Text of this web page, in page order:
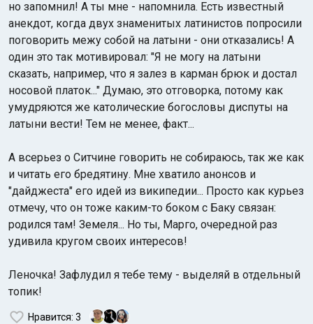
но запомнил! А ты мне - напомнила. Есть известный
анекдот, когда двух знаменитых латинистов попросили
поговорить межу собой на латыни - они отказались! А
один это так мотивировал: "Я не могу на латыни
сказать, например, что я залез в карман брюк и достал
носовой платок..." Думаю, это отговорка, потому как
умудряются же католические богословы диспуты на
латыни вести! Тем не менее, факт...
А всерьез о Ситчине говорить не собираюсь, так же как
и читать его бредятину. Мне хватило анонсов и
"дайджеста" его идей из википедии... Просто как курьез
отмечу, что он тоже каким-то боком с Баку связан:
родился там! Земеля... Но ты, Марго, очередной раз
удивила кругом своих интересов!
Леночка! Зафлудил я тебе тему - выделяй в отдельный
топик!
Нравится: 3